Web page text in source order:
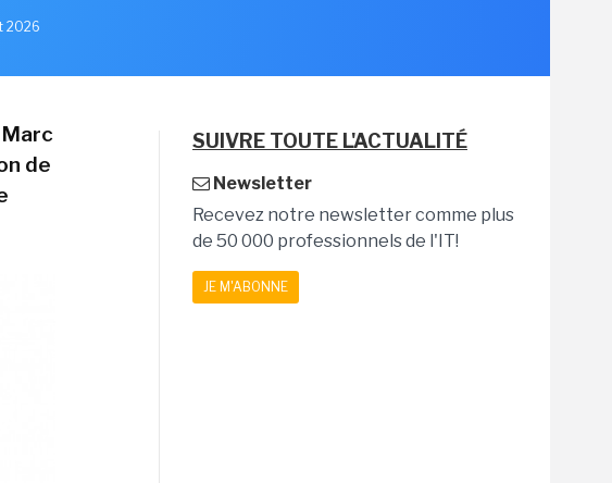
2026
de
SUIVRE TOUTE L'ACTUALITÉ
Newsletter
Recevez notre newsletter comme plus
de 50 000 professionnels de l'IT!
JE M'ABONNE